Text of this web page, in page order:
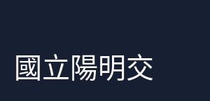
國立陽明交